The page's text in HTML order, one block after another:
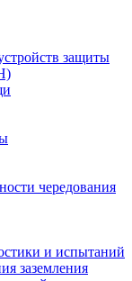
защиты
чередования
и испытаний
заземления